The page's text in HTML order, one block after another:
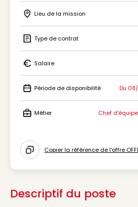
Icon Lieu de la mission
Lieu de la mission
Icon Type de contrat
Type de contrat
Icon Salaire
Salaire
Icon Période de disponibilité
Période de disponibilité Du
Métier Chef
Icon copy to clipboard
Copier la référence de l'offre
Descriptif du poste